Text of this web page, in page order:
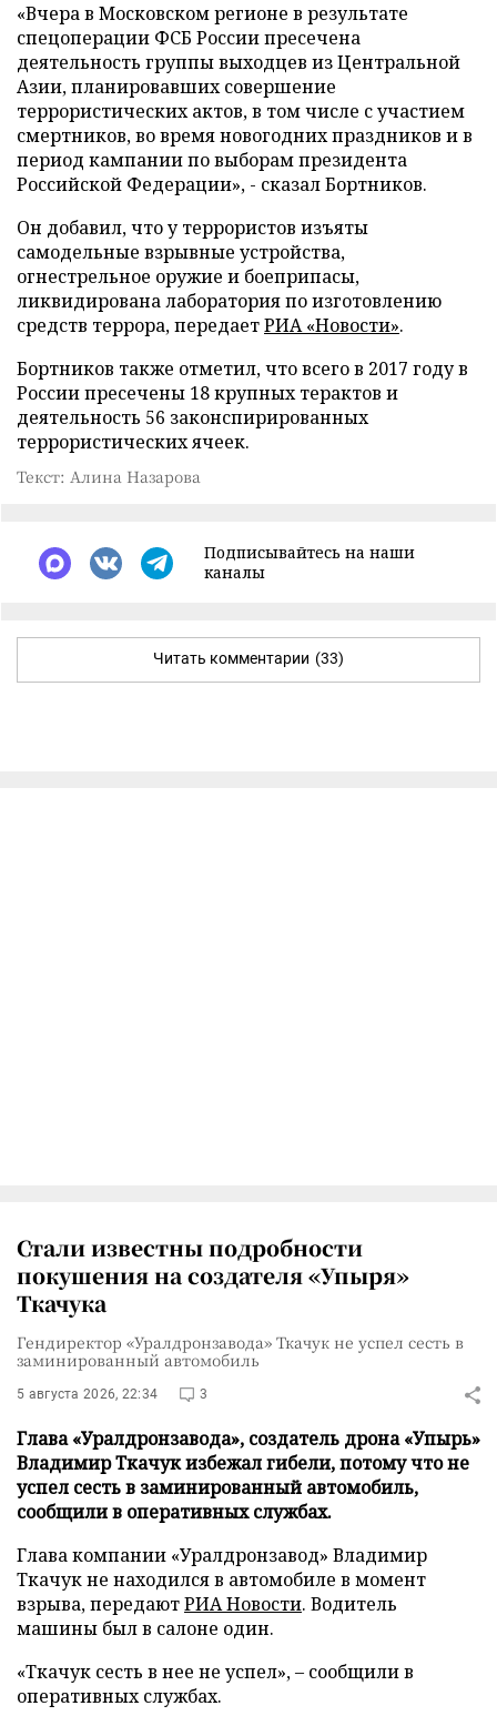
«Вчера в Московском регионе в результате
спецоперации ФСБ России пресечена
деятельность группы выходцев из Центральной
Азии, планировавших совершение
террористических актов, в том числе с участием
смертников, во время новогодних праздников и в
период кампании по выборам президента
Российской Федерации», - сказал Бортников.
Он добавил, что у террористов изъяты
самодельные взрывные устройства,
огнестрельное оружие и боеприпасы,
ликвидирована лаборатория по изготовлению
средств террора, передаетРИА «Новости».
Бортников также отметил, что всего в 2017 году в
России пресечены 18 крупных терактов и
деятельность 56 законспирированных
террористических ячеек.
Текст: Алина Назарова
Подписывайтесь на наши
каналы
Читать комментарии (33)
Стали известны подробности
покушения на создателя «Упыря»
Ткачука
Гендиректор «Уралдронзавода» Ткачук не успел сесть в
заминированный автомобиль
5 августа 2026, 22:34 3
Глава «Уралдронзавода», создатель дрона «Упырь»
Владимир Ткачук избежал гибели, потому что не
успел сесть в заминированный автомобиль,
сообщили в оперативных службах.
Глава компании «Уралдронзавод» Владимир
Ткачук не находился в автомобиле в момент
взрыва, передаютРИА Новости. Водитель
машины был в салоне один.
«Ткачук сесть в нее не успел», – сообщили в
оперативных службах.